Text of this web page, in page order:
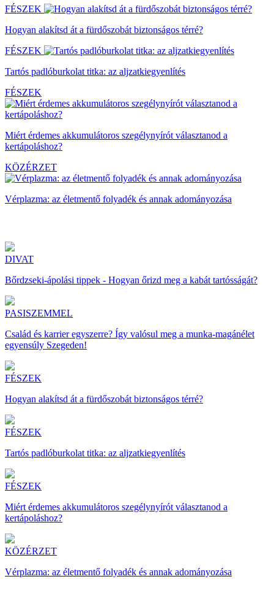
FÉSZEK
Hogyan alakítsd át a fürdőszobát biztonságos térré?
FÉSZEK
Tartós padlóburkolat titka: az aljzatkiegyenlítés
FÉSZEK
Miért érdemes akkumulátoros szegélynyírót választanod a
kertápoláshoz?
KÖZÉRZET
Vérplazma: az életmentő folyadék és annak adományozása
DIVAT
Bőrdzseki-ápolási tippek - Hogyan őrizd meg a kabát tartósságát?
PASISZEMMEL
Család és karrier egyszerre? Így valósul meg a munka-magánélet
egyensúly Szegeden!
FÉSZEK
Hogyan alakítsd át a fürdőszobát biztonságos térré?
FÉSZEK
Tartós padlóburkolat titka: az aljzatkiegyenlítés
FÉSZEK
Miért érdemes akkumulátoros szegélynyírót választanod a
kertápoláshoz?
KÖZÉRZET
Vérplazma: az életmentő folyadék és annak adományozása